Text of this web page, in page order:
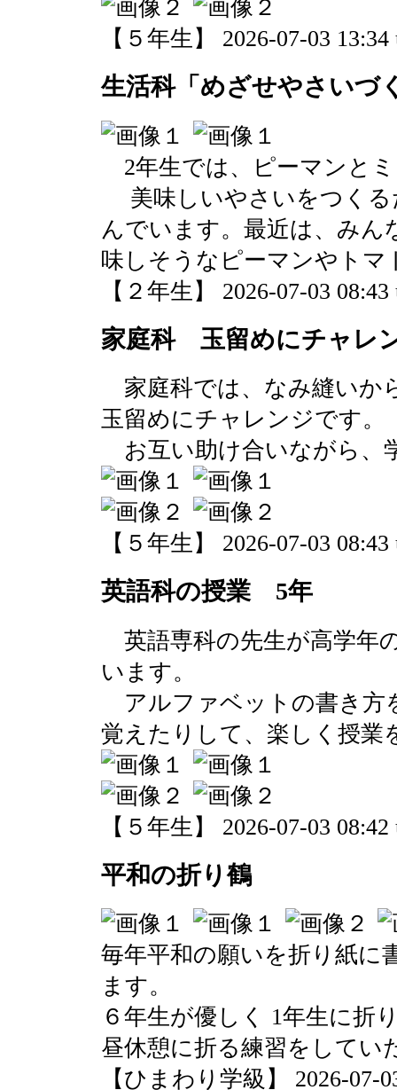
【５年生】 2026-07-03 13:34
生活科「めざせやさいづ
2年生では、ピーマンと
美味しいやさいをつくる
んでいます。最近は、みん
味しそうなピーマンやト
【２年生】 2026-07-03 08:43
家庭科 玉留めにチャレ
家庭科では、なみ縫いか
玉留めにチャレンジです。
お互い助け合いながら、
【５年生】 2026-07-03 08:43
英語科の授業 5年
英語専科の先生が高学年
います。
アルファベットの書き方
覚えたりして、楽しく授業
【５年生】 2026-07-03 08:42
平和の折り鶴
毎年平和の願いを折り紙に
ます。
６年生が優しく 1年生に折
昼休憩に折る練習をしてい
【ひまわり学級】 2026-07-